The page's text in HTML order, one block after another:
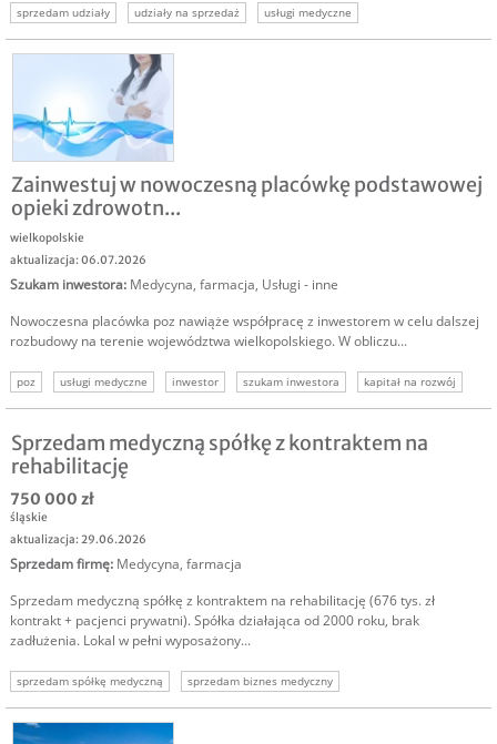
sprzedam udziały udziały na sprzedaż
usługi medyczne
sprzedam biznes przychodnia
oferta sprzedaży udziałów
udziały w spółce
Zainwestuj w nowoczesną placówkę podstawowej
opieki zdrowotn...
wielkopolskie
aktualizacja: 06.07.2026
Szukam inwestora: Medycyna, farmacja, Usługi - inne
Nowoczesna placówka poz nawiąże współpracę z inwestorem w celu dalszej
rozbudowy na terenie województwa wielkopolskiego. W obliczu...
poz usługi medyczne inwestor szukam inwestora
kapitał na rozwój
inwestor medycyna
inwestor sieć poz
Sprzedam medyczną spółkę z kontraktem na
rehabilitację
750 000 zł
śląskie
aktualizacja: 29.06.2026
Sprzedam firmę: Medycyna, farmacja
Sprzedam medyczną spółkę z kontraktem na rehabilitację (676 tys. zł
kontrakt + pacjenci prywatni). Spółka działająca od 2000 roku, brak
zadłużenia. Lokal w pełni wyposażony...
sprzedam spółkę medyczną
sprzedam biznes medyczny
spółka medyczna kontrakt
sprzedam spółkę kontrakt usługi medyczne